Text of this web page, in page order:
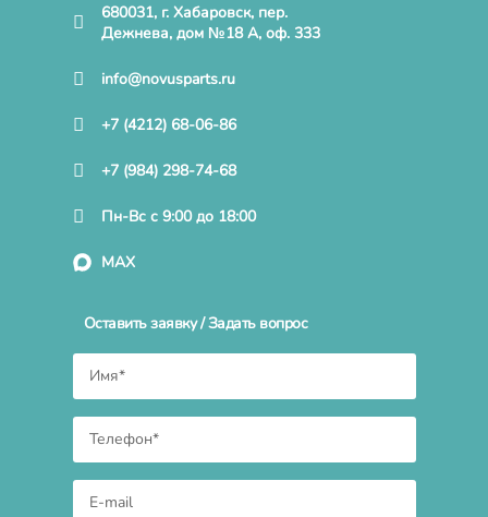
680031, г. Хабаровск, пер.
Дежнева, дом №18 А, оф. 333
info@novusparts.ru
+7 (4212) 68-06-86
+7 (984) 298-74-68
Пн-Вс с 9:00 до 18:00
MAX
Оставить заявку / Задать вопрос